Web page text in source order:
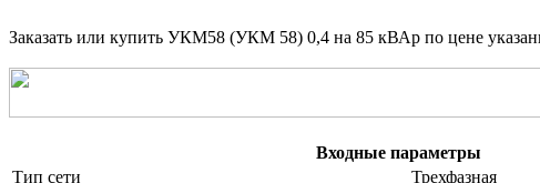
Заказать или купить УКМ58 (УКМ 58) 0,4 на 85 кВАр по цене
Входные параметры
Тип сети
Трехфазная